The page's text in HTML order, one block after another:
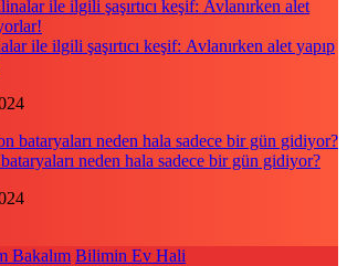
ile ilgili şaşırtıcı keşif: Avlanırken alet yapıp
neden hala sadece bir gün gidiyor?
Bakalım Bilimin Ev Hali